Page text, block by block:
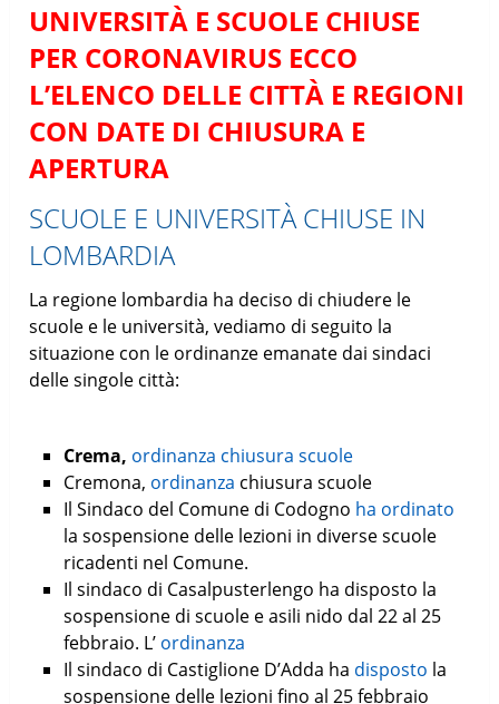
UNIVERSITÀ E SCUOLE CHIUSE
PER CORONAVIRUS ECCO
L’ELENCO DELLE CITTÀ E REGIONI
CON DATE DI CHIUSURA E
APERTURA
SCUOLE E UNIVERSITÀ CHIUSE IN
LOMBARDIA
La regione lombardia ha deciso di chiudere le
scuole e le università, vediamo di seguito la
situazione con le ordinanze emanate dai sindaci
delle singole città:
Crema, ordinanza chiusura scuole
Cremona, ordinanza chiusura scuole
Il Sindaco del Comune di Codogno ha ordinato
la sospensione delle lezioni in diverse scuole
ricadenti nel Comune.
Il sindaco di Casalpusterlengo ha disposto la
sospensione di scuole e asili nido dal 22 al 25
febbraio. L’ordinanza
Il sindaco di Castiglione D’Adda ha disposto la
sospensione delle lezioni fino al 25 febbraio